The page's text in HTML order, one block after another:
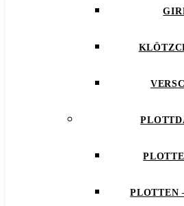
PLOTTEN